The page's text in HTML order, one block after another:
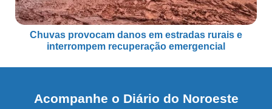
Chuvas provocam danos em estradas rurais e
interrompem recuperação emergencial
Acompanhe o Diário do Noroeste